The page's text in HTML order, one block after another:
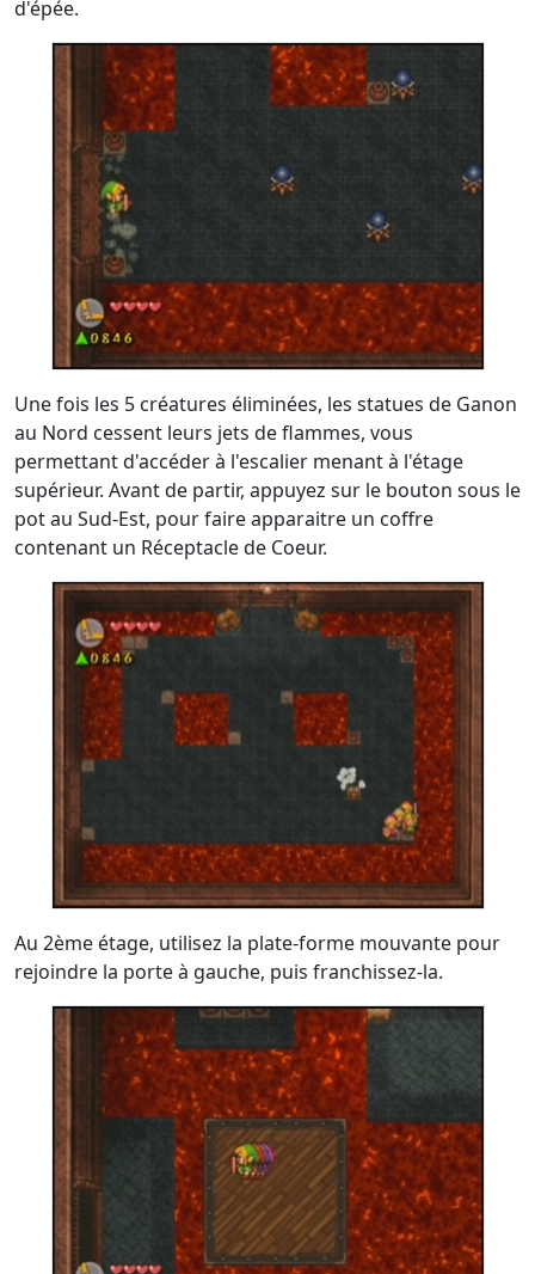
d'épée.
Une fois les 5 créatures éliminées, les statues de Ganon
au Nord cessent leurs jets de flammes, vous
permettant d'accéder à l'escalier menant à l'étage
supérieur. Avant de partir, appuyez sur le bouton sous le
pot au Sud-Est, pour faire apparaitre un coffre
contenant un Réceptacle de Coeur.
Au 2ème étage, utilisez la plate-forme mouvante pour
rejoindre la porte à gauche, puis franchissez-la.